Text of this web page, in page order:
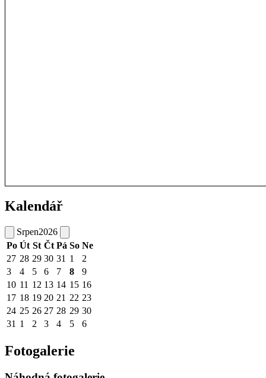
Kalendář
Srpen2026
Po Út St Čt Pá So Ne
27 28 29 30 31 1
2
3
4 5 6 7 8
9
10 11 12 13 14 15 16
17 18 19 20 21 22 23
24 25 26 27 28 29 30
31 1 2 3 4 5 6
Fotogalerie